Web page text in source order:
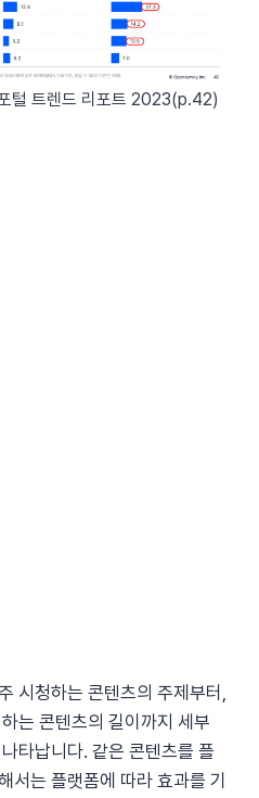
털 트렌드 리포트 2023(p.42)
시청하는 콘텐츠의 주제부터,
는 콘텐츠의 길이까지 세부
타납니다. 같은 콘텐츠를 플
서는 플랫폼에 따라 효과를 기